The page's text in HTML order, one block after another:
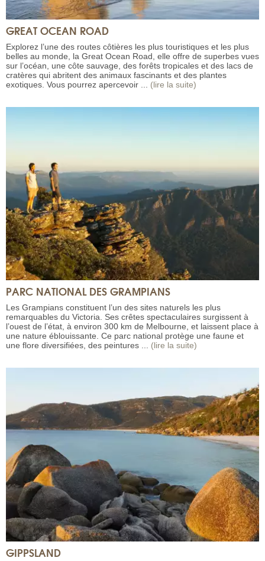
GREAT OCEAN ROAD
Explorez l’une des routes côtières les plus touristiques et les plus
belles au monde, la Great Ocean Road, elle offre de superbes vues
sur l’océan, une côte sauvage, des forêts tropicales et des lacs de
cratères qui abritent des animaux fascinants et des plantes
exotiques. Vous pourrez apercevoir ... (lire la suite)
PARC NATIONAL DES GRAMPIANS
Les Grampians constituent l’un des sites naturels les plus
remarquables du Victoria. Ses crêtes spectaculaires surgissent à
l’ouest de l’état, à environ 300 km de Melbourne, et laissent place à
une nature éblouissante. Ce parc national protège une faune et
une flore diversifiées, des peintures ... (lire la suite)
GIPPSLAND